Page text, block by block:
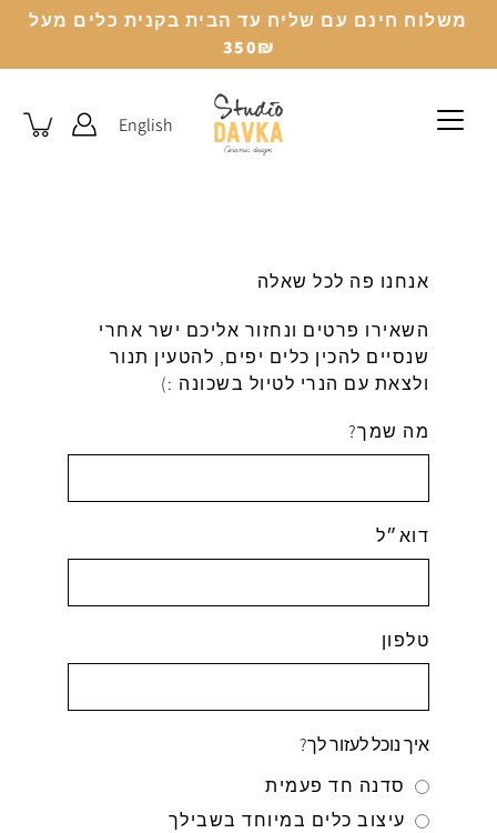
משלוח חינם עם שליח עד הבית בקנית כלים מעל
350₪
English
אנחנו פה לכל שאלה
השאירו פרטים ונחזור אליכם ישר אחרי
שנסיים להכין כלים יפים, להטעין תנור
ולצאת עם הנרי לטיול בשכונה :)
מה שמך?
דוא״ל
טלפון
איך נוכל לעזור לך?